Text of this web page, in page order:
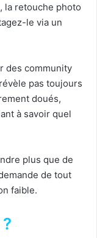
la retouche photo
le via un
des community
pas toujours
doués,
à savoir quel
plus que de
de tout
faible.